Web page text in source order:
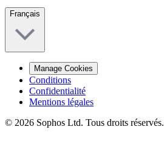
Français
Manage Cookies
Conditions
Confidentialité
Mentions légales
© 2026 Sophos Ltd. Tous droits réservés.